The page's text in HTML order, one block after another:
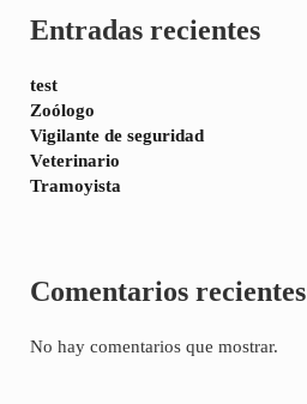
Entradas recientes
test
Zoólogo
Vigilante de seguridad
Veterinario
Tramoyista
Comentarios recientes
No hay comentarios que mostrar.